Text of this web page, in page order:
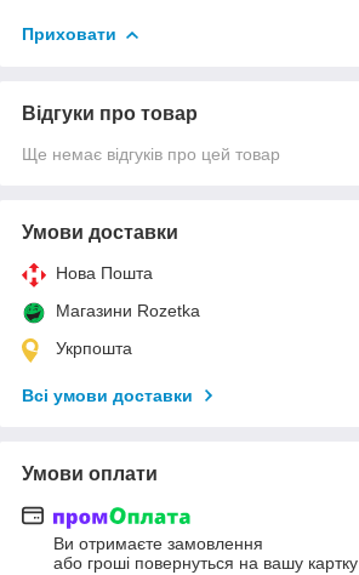
Приховати
Відгуки про товар
Ще немає відгуків про цей товар
Умови доставки
Нова Пошта
Магазини Rozetka
Укрпошта
Всі умови доставки
Умови оплати
Ви отримаєте замовлення
або гроші повернуться на вашу картку